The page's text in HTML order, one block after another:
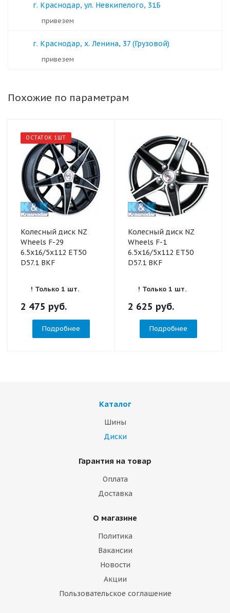
г. Краснодар, ул. Невкипелого, 31Б
Привезем
г. Краснодар, х. Ленина, 37 (Грузовой)
Привезем
Похожие по параметрам
ОСТАТОК 1ШТ
Колесный диск NZ
Wheels F-29
6.5x16/5x112 ET50
D57.1 BKF
! Только 1 шт.
2 475 руб.
Подробнее
Колесный диск NZ
Wheels F-1
6.5x16/5x112 ET50
D57.1 BKF
! Только 1 шт.
2 625 руб.
Подробнее
Каталог
Шины
Диски
Гарантия на товар
Оплата
Доставка
О магазине
Политика
Вакансии
Новости
Акции
Пользовательское соглашение